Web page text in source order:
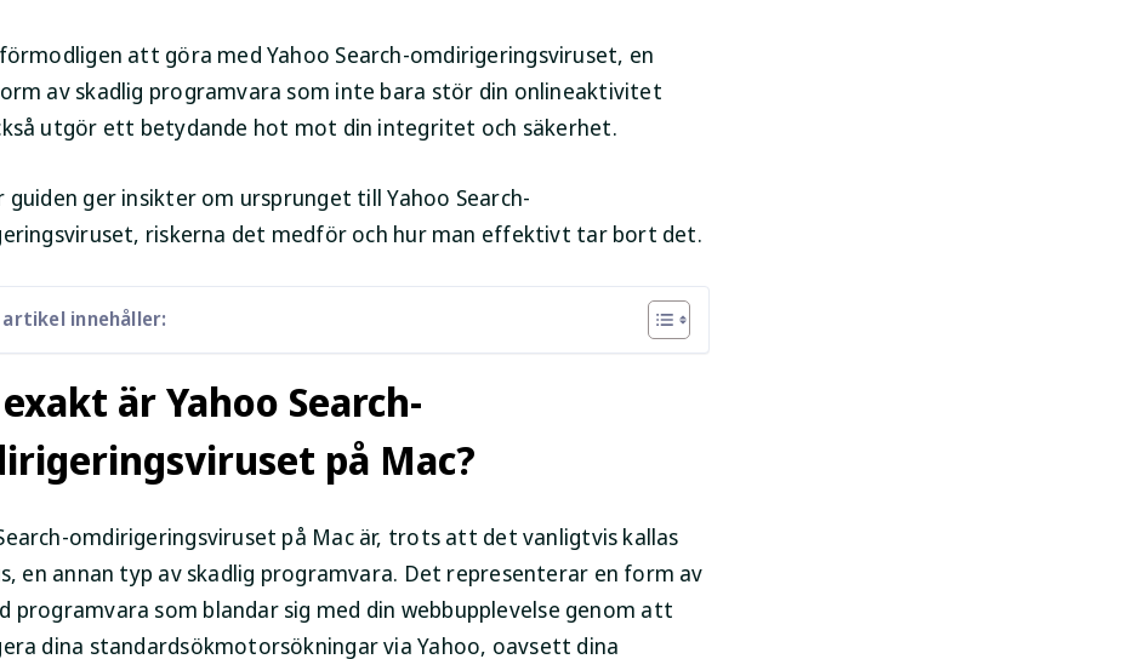
att göra med Yahoo Search-omdirigeringsviruset, en
av skadlig programvara som inte bara stör din onlineaktivitet
utgör ett betydande hot mot din integritet och säkerhet.
guiden ger insikter om ursprunget till Yahoo Search-
riskerna det medför och hur man effektivt tar bort det.
artikel innehåller:
är Yahoo Search-
på Mac?
omdirigeringsviruset på Mac är, trots att det vanligtvis kallas
en annan typ av skadlig programvara. Det representerar en form av
programvara som blandar sig med din webbupplevelse genom att
dina standardsökmotorsökningar via Yahoo, oavsett dina